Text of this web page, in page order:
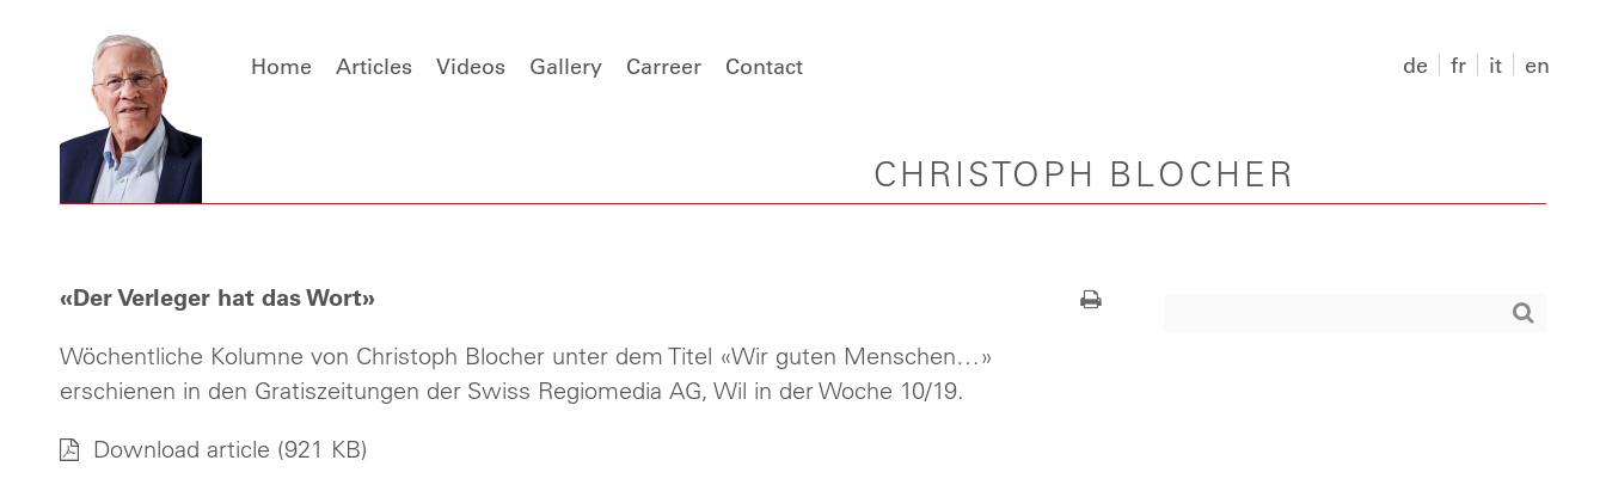
CHRISTOPH BLOCHER
Home Articles Videos Gallery Carreer Contact de fr it en
«Der Verleger hat das Wort»
Wöchentliche Kolumne von Christoph Blocher unter dem Titel «Wir guten Menschen…»
erschienen in den Gratiszeitungen der Swiss Regiomedia AG, Wil in der Woche 10/19.
Download article (921 KB)